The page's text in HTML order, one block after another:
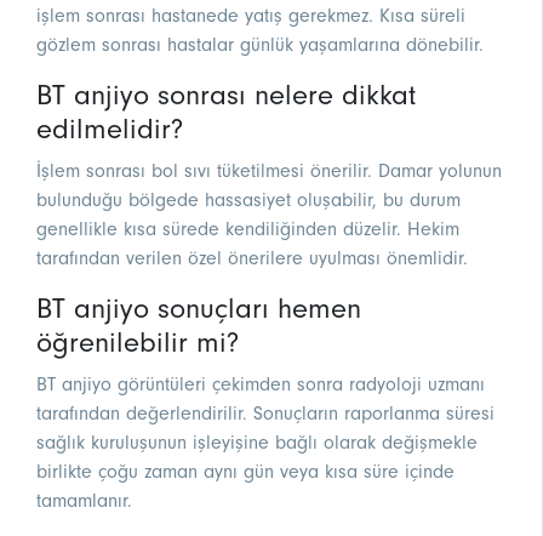
işlem sonrası hastanede yatış gerekmez. Kısa süreli
gözlem sonrası hastalar günlük yaşamlarına dönebilir.
BT anjiyo sonrası nelere dikkat
edilmelidir?
İşlem sonrası bol sıvı tüketilmesi önerilir. Damar yolunun
bulunduğu bölgede hassasiyet oluşabilir, bu durum
genellikle kısa sürede kendiliğinden düzelir. Hekim
tarafından verilen özel önerilere uyulması önemlidir.
BT anjiyo sonuçları hemen
öğrenilebilir mi?
BT anjiyo görüntüleri çekimden sonra radyoloji uzmanı
tarafından değerlendirilir. Sonuçların raporlanma süresi
sağlık kuruluşunun işleyişine bağlı olarak değişmekle
birlikte çoğu zaman aynı gün veya kısa süre içinde
tamamlanır.